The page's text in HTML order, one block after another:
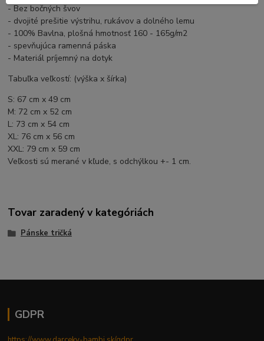
- Bez bočných švov
- dvojité prešitie výstrihu, rukávov a dolného lemu
- 100% Bavlna, plošná hmotnosť 160 - 165g/m2
- spevňujúca ramenná páska
- Materiál príjemný na dotyk
Tabuľka veľkostí: (výška x šírka)
S: 67 cm x 49 cm
M: 72 cm x 52 cm
L: 73 cm x 54 cm
XL: 76 cm x 56 cm
XXL: 79 cm x 59 cm
Veľkosti sú merané v kľude, s odchýlkou +- 1 cm.
Tovar zaradený v kategóriách
Pánske tričká
GDPR